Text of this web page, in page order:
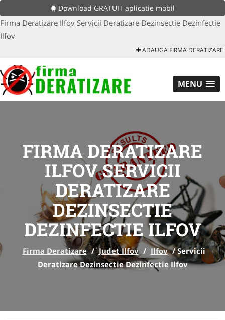
Download GRATUIT aplicatie mobil
Firma Deratizare Ilfov Servicii Deratizare Dezinsectie Dezinfectie
Ilfov
ADAUGA FIRMA DERATIZARE
MENU
FIRMA DERATIZARE
ILFOV SERVICII
DERATIZARE
DEZINSECTIE
DEZINFECTIE ILFOV
Firma Deratizare / Judet Ilfov / Ilfov /Servicii
Deratizare Dezinsectie Dezinfectie Ilfov